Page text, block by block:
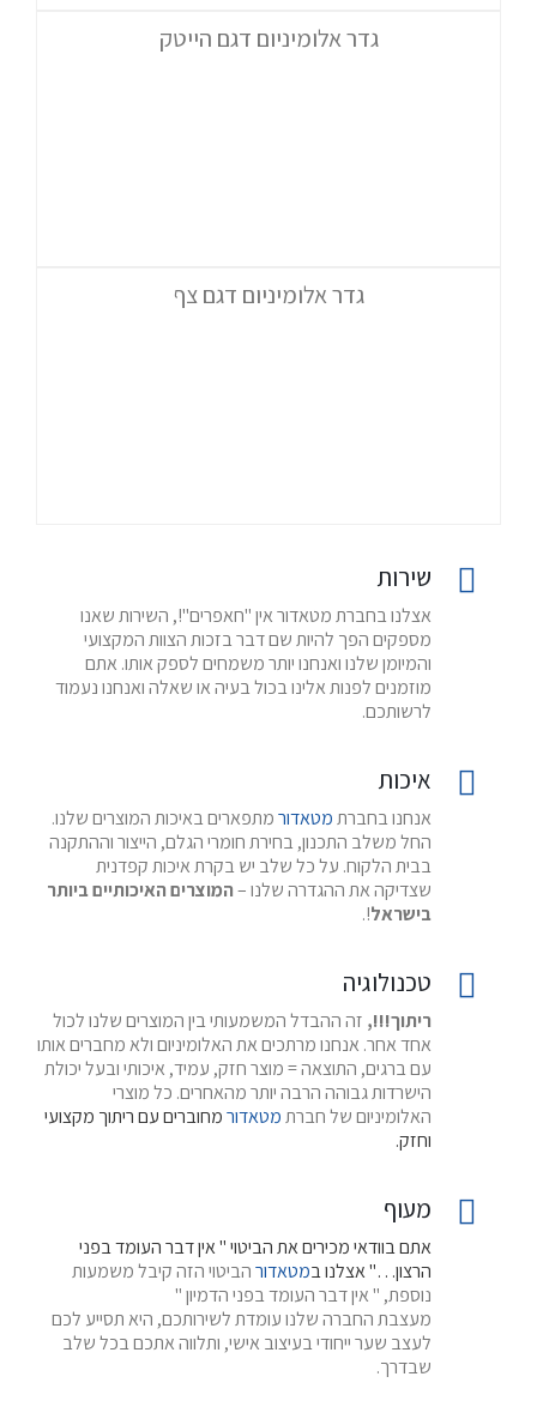
גדר אלומיניום דגם הייטק
גדר אלומיניום דגם צף
שירות
אצלנו בחברת מטאדור אין "חאפרים"!, השירות שאנו
מספקים הפך להיות שם דבר בזכות הצוות המקצועי
והמיומן שלנו ואנחנו יותר משמחים לספק אותו. אתם
מוזמנים לפנות אלינו בכול בעיה או שאלה ואנחנו נעמוד
לרשותכם.
איכות
אנחנו בחברתמטאדורמתפארים באיכות המוצרים שלנו.
החל משלב התכנון, בחירת חומרי הגלם, הייצור וההתקנה
בבית הלקוח. על כל שלב יש בקרת איכות קפדנית
שצדיקה את ההגדרה שלנו –המוצרים האיכותיים ביותר
בישראל!.
טכנולוגיה
ריתוך!!!, זה ההבדל המשמעותי בין המוצרים שלנו לכול
אחד אחר. אנחנו מרתכים את האלומיניום ולא מחברים אותו
עם ברגים, התוצאה = מוצר חזק, עמיד, איכותי ובעל יכולת
הישרדות גבוהה הרבה יותר מהאחרים. כל מוצרי
האלומיניום של חברתמטאדורמחוברים עם ריתוך מקצועי
וחזק.
מעוף
אתם בוודאי מכירים את הביטוי " אין דבר העומד בפני
הרצון…" אצלנו במטאדורהביטוי הזה קיבל משמעות
נוספת, " אין דבר העומד בפני הדמיון "
מעצבת החברה שלנו עומדת לשירותכם, היא תסייע לכם
לעצב שער ייחודי בעיצוב אישי, ותלווה אתכם בכל שלב
שבדרך.